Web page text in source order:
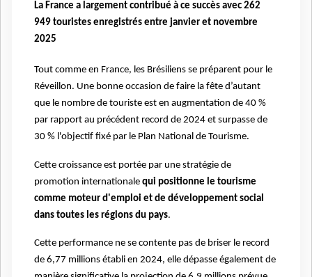
La France a largement contribué à ce succès avec 262
949 touristes enregistrés entre janvier et novembre
2025
Tout comme en France, les Brésiliens se préparent pour le
Réveillon. Une bonne occasion de faire la fête d’autant
que le nombre de touriste est en augmentation de 40 %
par rapport au précédent record de 2024 et surpasse de
30 % l'objectif fixé par le Plan National de Tourisme.
Cette croissance est portée par une stratégie de
promotion internationale qui positionne le tourisme
comme moteur d'emploi et de développement social
dans toutes les régions du pays.
Cette performance ne se contente pas de briser le record
de 6,77 millions établi en 2024, elle dépasse également de